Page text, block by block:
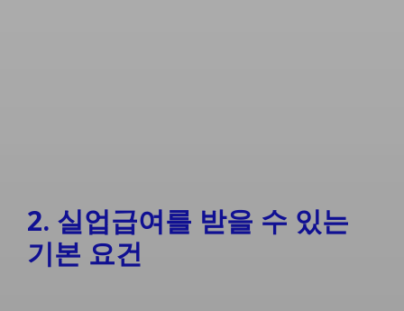
2. 실업급여를 받을 수 있는
기본 요건